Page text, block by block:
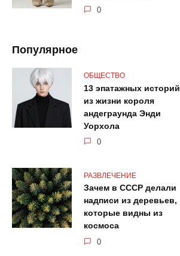
0
Популярное
ОБЩЕСТВО
13 эпатажных историй
из жизни короля
андеграунда Энди
Уорхола
0
РАЗВЛЕЧЕНИЕ
Зачем в СССР делали
надписи из деревьев,
которые видны из
космоса
0